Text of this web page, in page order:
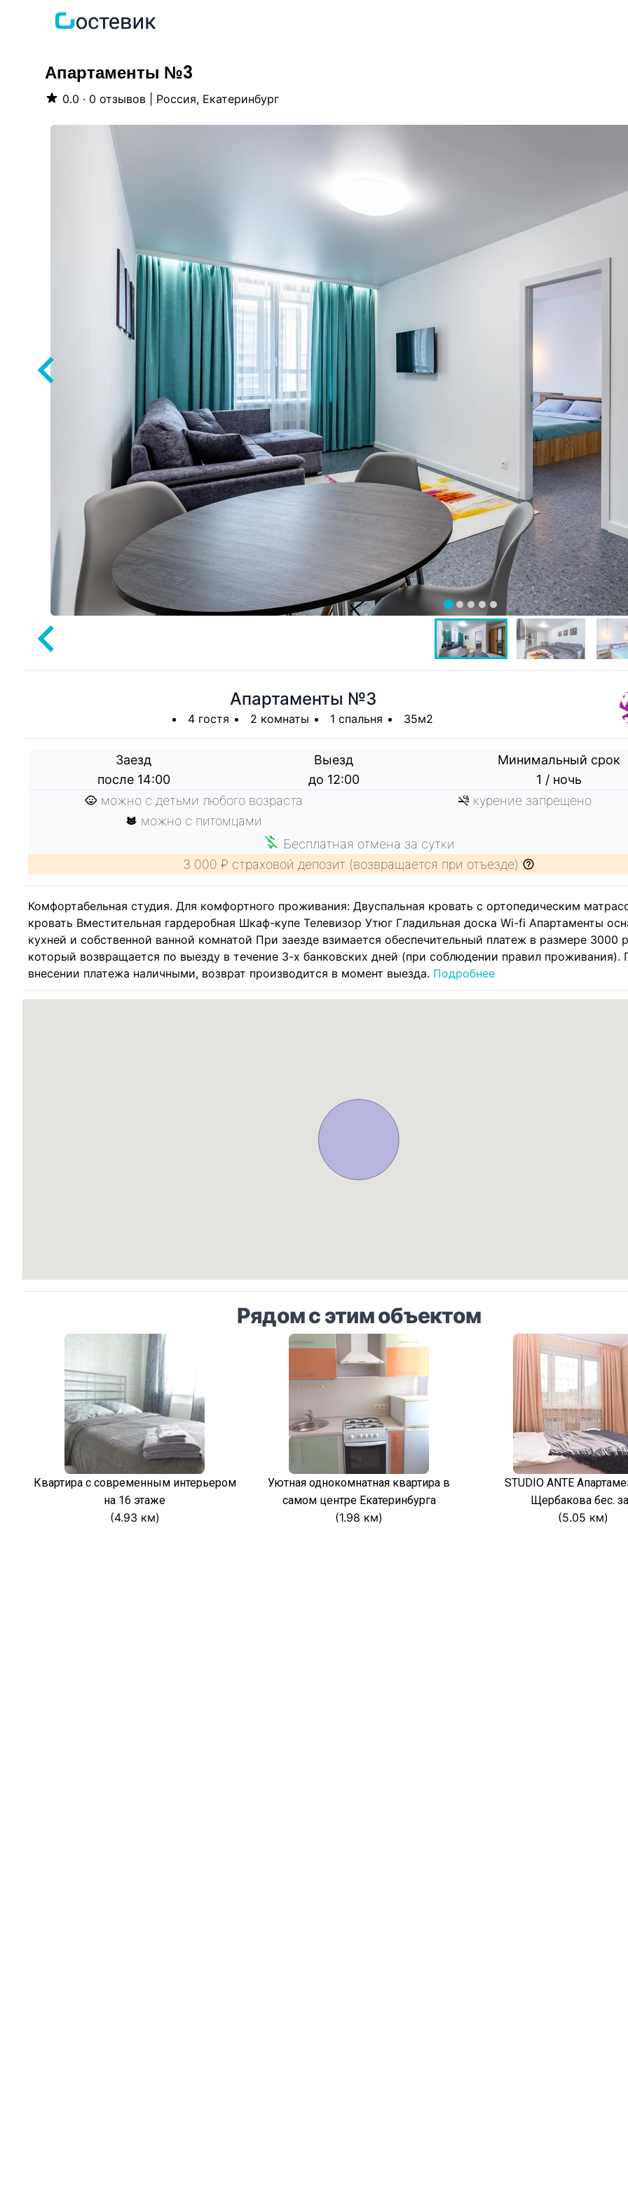
Апартаменты №3
0.0 · 0 отзывов Россия, Екатеринбург
Апартаменты №3
4 гостя 2 комнаты 1 спальня 35м2
Заезд
после 14:00
Выезд
до 12:00
Минимальный срок
1 / ночь
можно с детьми любого возраста
курение запрещено
можно с питомцами
Бесплатная отмена за сутки
3 000 ₽ страховой депозит (возвращается при отъезде)
Комфортабельная студия. Для комфортного проживания: Двуспальная кровать с ортопедическим
кровать Вместительная гардеробная Шкаф-купе Телевизор Утюг Гладильная доска Wi-fi Апартаменты
кухней и собственной ванной комнатой При заезде взимается обеспечительный платеж в размере 3000
который возвращается по выезду в течение 3-х банковских дней (при соблюдении правил проживания).
внесении платежа наличными, возврат производится в момент выезда. Подробнее
Рядом с этим объектом
Квартира с современным интерьером
на 16 этаже
(4.93 км)
Уютная однокомнатная квартира в
самом центре Екатеринбурга
(1.98 км)
STUDIO ANTE
Щербакова бес.
(5.05 км)